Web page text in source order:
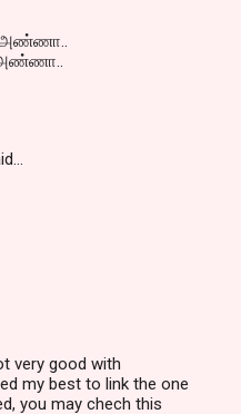
அண்ணா..
very good with
my best to link the one
you may chech this